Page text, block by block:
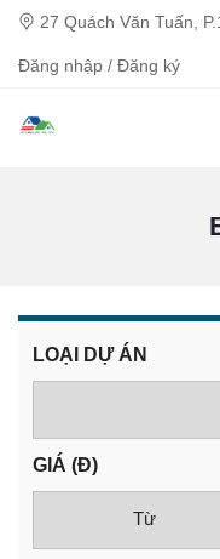
27 Quách Văn Tuấn,
Đăng nhập / Đăng ký
LOẠI DỰ ÁN
GIÁ (Đ)
Từ